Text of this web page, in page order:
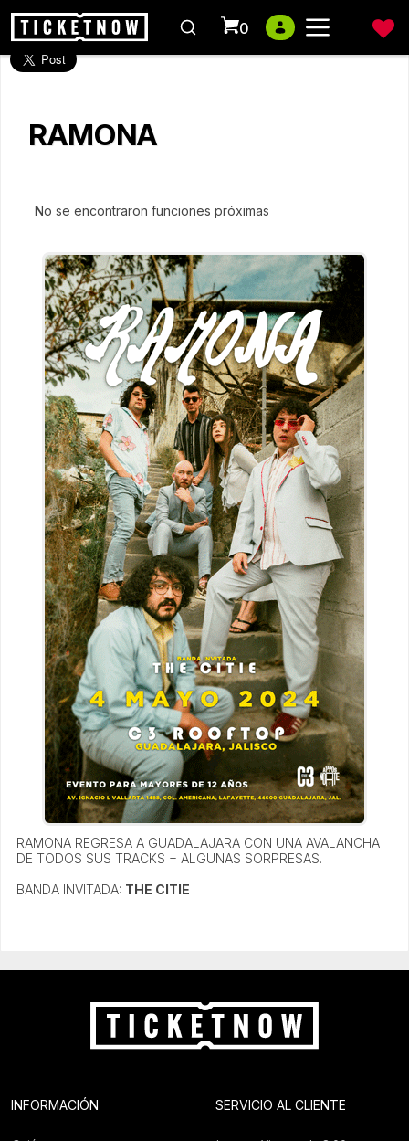
0
RAMONA
No se encontraron funciones próximas
RAMONA REGRESA A GUADALAJARA CON UNA AVALANCHA
DE TODOS SUS TRACKS + ALGUNAS SORPRESAS.
BANDA INVITADA: THE CITIE
INFORMACIÓN SERVICIO AL CLIENTE